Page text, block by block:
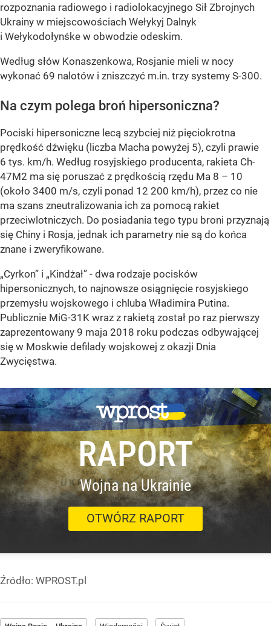
rozpoznania radiowego i radiolokacyjnego Sił Zbrojnych
Ukrainy w miejscowościach Wełykyj Dalnyk
i Wełykodołynśke w obwodzie odeskim.
Według słów Konaszenkowa, Rosjanie mieli w nocy
wykonać 69 nalotów i zniszczyć m.in. trzy systemy S-300.
Na czym polega broń hipersoniczna?
Pociski hipersoniczne lecą szybciej niż pięciokrotna
prędkość dźwięku (liczba Macha powyżej 5), czyli prawie
6 tys. km/h. Według rosyjskiego producenta, rakieta Ch-
47M2 ma się poruszać z prędkością rzędu Ma 8 – 10
(około 3400 m/s, czyli ponad 12 200 km/h), przez co nie
ma szans zneutralizowania ich za pomocą rakiet
przeciwlotniczych. Do posiadania tego typu broni przyznają
się Chiny i Rosja, jednak ich parametry nie są do końca
znane i zweryfikowane.
„Cyrkon” i „Kindżał” - dwa rodzaje pocisków
hipersonicznych, to najnowsze osiągnięcie rosyjskiego
przemysłu wojskowego i chluba Władimira Putina.
Publicznie MiG-31K wraz z rakietą został po raz pierwszy
zaprezentowany 9 maja 2018 roku podczas odbywającej
się w Moskwie defilady wojskowej z okazji Dnia
Zwycięstwa.
RAPORT
Wojna na Ukrainie
OTWÓRZ RAPORT
Źródło: WPROST.pl